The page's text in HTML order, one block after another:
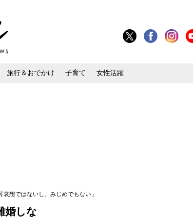
旅行＆おでかけ 子育て 女性活躍
想ではないし、みじめでもない」
婚しな